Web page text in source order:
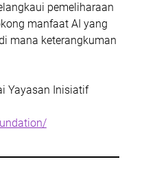
pemeliharaan
manfaat AI yang
mana keterangkuman
Yayasan Inisiatif